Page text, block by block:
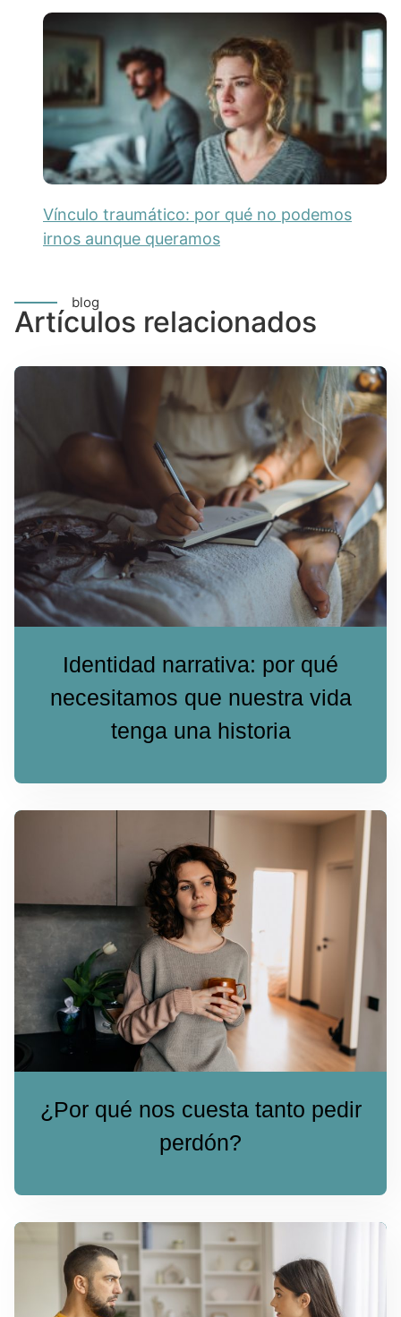
Vínculo traumático: por qué no podemos
irnos aunque queramos
blog
Artículos relacionados
Identidad narrativa: por qué
necesitamos que nuestra vida
tenga una historia
¿Por qué nos cuesta tanto pedir
perdón?